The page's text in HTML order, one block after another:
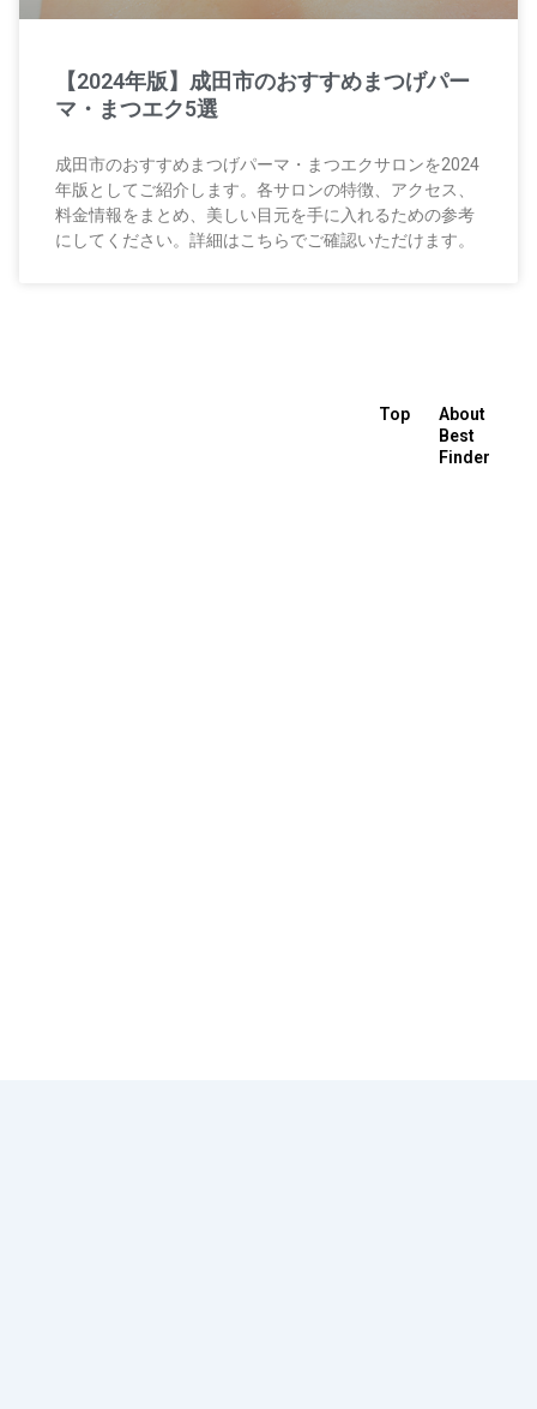
【2024年版】成田市のおすすめまつげパー
マ・まつエク5選
成田市のおすすめまつげパーマ・まつエクサロンを2024
年版としてご紹介します。各サロンの特徴、アクセス、
料金情報をまとめ、美しい目元を手に入れるための参考
にしてください。詳細はこちらでご確認いただけます。
Top
About
Best
Finder